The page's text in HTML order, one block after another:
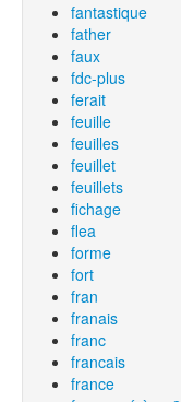
fantastique
father
faux
fdc-plus
ferait
feuille
feuilles
feuillet
feuillets
fichage
flea
forme
fort
fran
franais
franc
francais
france